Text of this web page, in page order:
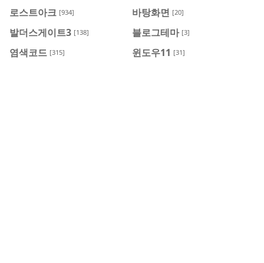
로스트아크 [934] 바탕화면 [20]
발더스게이트3 [138] 블로그테마 [3]
염색코드 [315] 윈도우11 [31]